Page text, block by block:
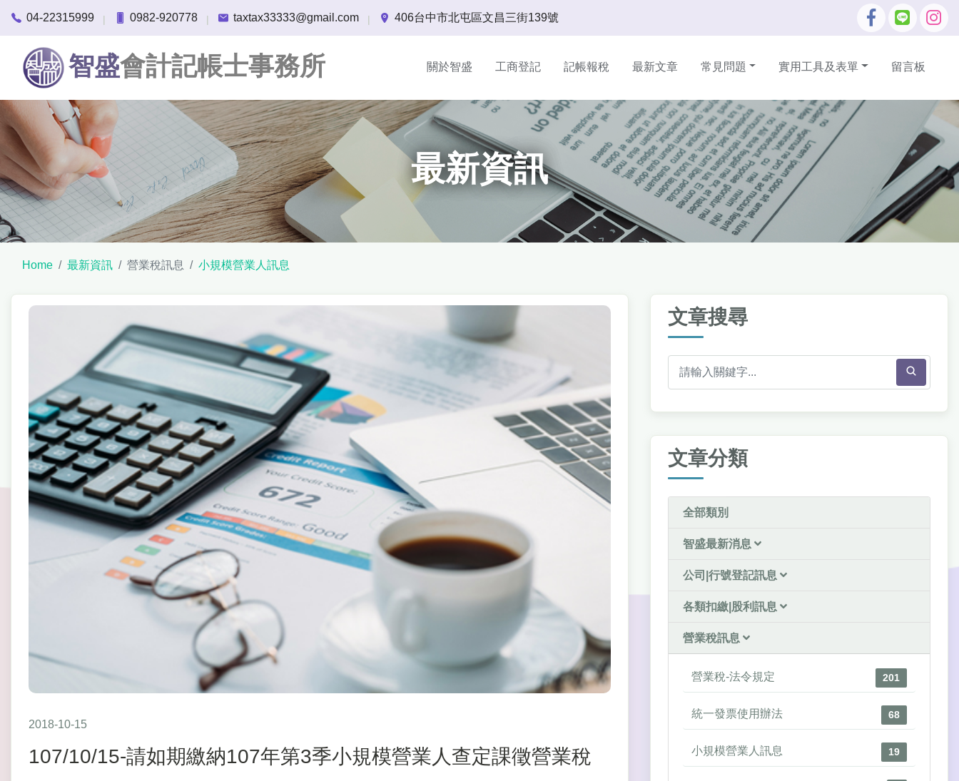
04-22315999 | 0982-920778 | taxtax33333@gmail.com | 406台中市北屯區文昌三街139號
智盛會計記帳士事務所 關於智盛 工商登記 記帳報稅 最新文章 常見問題 實用工具及表單 留言板
最新資訊
Home 最新資訊 營業稅訊息 小規模營業人訊息
2018-10-15
107/10/15-請如期繳納107年第3季小規模營業人查定課徵營業稅
文章搜尋
文章分類
全部類別
智盛最新消息
公司|行號登記訊息
各類扣繳|股利訊息
營業稅訊息
營業稅-法令規定 201
統一發票使用辦法 68
小規模營業人訊息 19